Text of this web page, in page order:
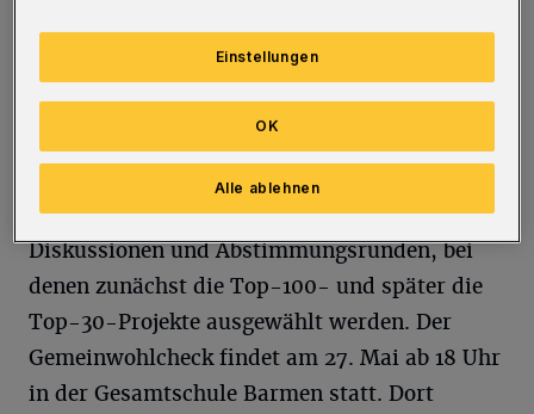
Gemeinschaftsstiftung für Wuppertal sowie
die Firmen KNIPEX und BARMER steuern
weitere 110.000 Euro bei.
Im April und Mai folgen öffentliche
Diskussionen und Abstimmungsrunden, bei
denen zunächst die Top-100- und später die
Top-30-Projekte ausgewählt werden. Der
Gemeinwohlcheck findet am 27. Mai ab 18 Uhr
in der Gesamtschule Barmen statt. Dort
Einstellungen
Alle ablehnen
OK